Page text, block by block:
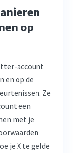
op
account
en op de
Ze
een
met je
je X te gelde